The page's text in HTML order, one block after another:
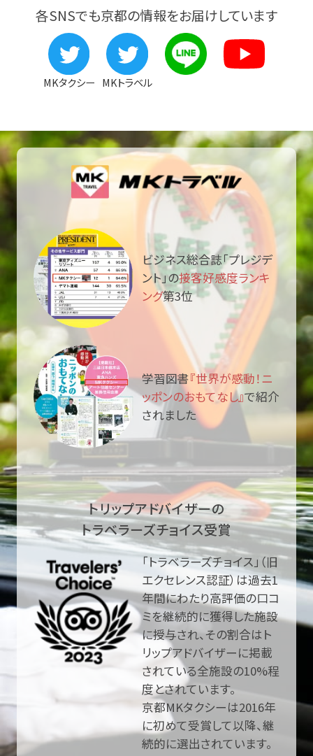
各SNSでも京都の情報をお届けしています
MKタクシー MKトラベル
ビジネス総合誌「プレジデ
ント」の接客好感度ランキ
ング第3位
学習図書『世界が感動！ニ
ッポンのおもてなし』で紹介
されました
トリップアドバイザーの
トラベラーズチョイス受賞
「トラベラーズチョイス」（旧
エクセレンス認証）は過去1
年間にわたり高評価の口コ
ミを継続的に獲得した施設
に授与され、その割合はト
リップアドバイザーに掲載
されている全施設の10%程
度とされています。
京都MKタクシーは2016年
に初めて受賞して以降、継
続的に選出されています。